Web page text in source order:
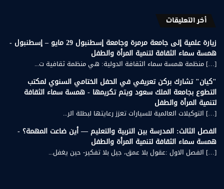
أخر التعليقات
زيارة علمية إلى جامعة مرمرة وجامعة إسطنبول 29 مايو – إسطنبول -
همسة سماء الثقافة لتنمية المرأة والطفل
[…] منظمة همسة سماء الثقافة الدولية: هي منظمة ثقافية ت...
"كيان" تشارك بركن تعريفي في الحفل الختامي السنوي لمكتب
التطوع بجامعة الملك سعود ويتم تكريمها - همسة سماء الثقافة
لتنمية المرأة والطفل
[…] التوكيلات العالمية للسيارات تعزز رعايتها لبطلة الر...
الفصل الثالث: المدرسة بين التربية والتعليم — أين ضاعت المهمة؟ -
همسة سماء الثقافة لتنمية المرأة والطفل
[…] الفصل الاول :عقول بلا عمق، جيل بلا تفكير- حين يغفل...